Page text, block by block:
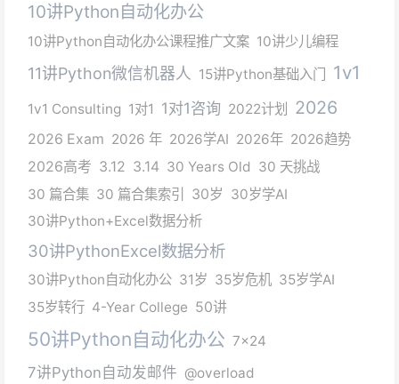
10讲Python自动化办公
10讲Python自动化办公课程推广文案 10讲少儿编程
11讲Python微信机器人 15讲Python基础入门 1v1
1v1 Consulting 1对1 1对1咨询 2022计划 2026
2026 Exam 2026 年 2026学AI 2026年 2026趋势
2026高考 3.12 3.14 30 Years Old 30 天挑战
30 篇合集 30 篇合集索引 30岁 30岁学AI
30讲Python+Excel数据分析
30讲PythonExcel数据分析
30讲Python自动化办公 31岁 35岁危机 35岁学AI
35岁转行 4-Year College 50讲
50讲Python自动化办公 7x24
7讲Python自动发邮件 @overload